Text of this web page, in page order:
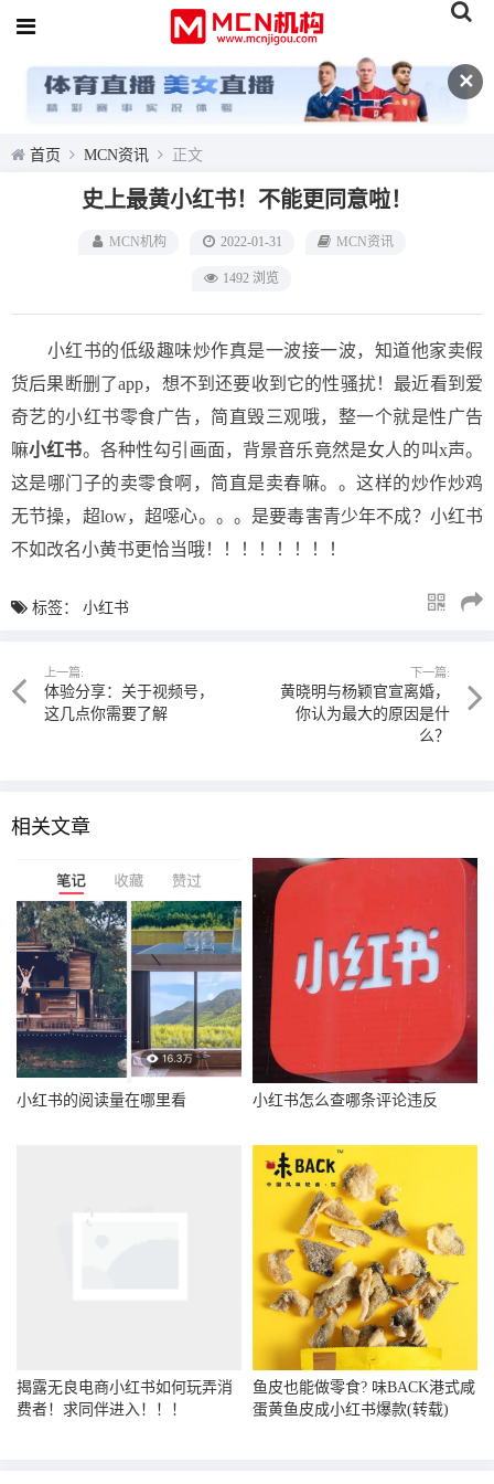
✕
首页 MCN资讯 正文
史上最黄小红书！不能更同意啦！
MCN机构 2022-01-31 MCN资讯
1492 浏览
小红书的低级趣味炒作真是一波接一波，知道他家卖假
货后果断删了app，想不到还要收到它的性骚扰！最近看到爱
奇艺的小红书零食广告，简直毁三观哦，整一个就是性广告
嘛小红书。各种性勾引画面，背景音乐竟然是女人的叫x声。
这是哪门子的卖零食啊，简直是卖春嘛。。这样的炒作炒鸡
无节操，超low，超噁心。。。是要毒害青少年不成？小红书
不如改名小黄书更恰当哦！！！！！！！！
标签： 小红书
上一篇:
体验分享：关于视频号，
这几点你需要了解
下一篇:
黄晓明与杨颖官宣离婚，
你认为最大的原因是什
么？
相关文章
小红书的阅读量在哪里看 小红书怎么查哪条评论违反
揭露无良电商小红书如何玩弄消
费者！求同伴进入！！！
鱼皮也能做零食? 味BACK港式咸
蛋黄鱼皮成小红书爆款(转载)